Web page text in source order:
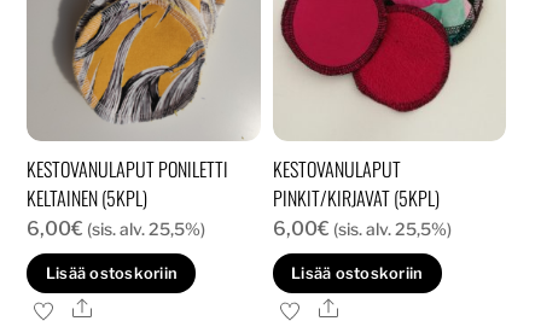
KESTOVANULAPUT PONILETTI
KELTAINEN (5KPL)
6,00€ (sis. alv. 25,5%)
Lisää ostoskoriin
Ale
KESTOVANULAPUT
PINKIT/KIRJAVAT (5KPL)
6,00€ (sis. alv. 25,5%)
Lisää ostoskoriin
Ale